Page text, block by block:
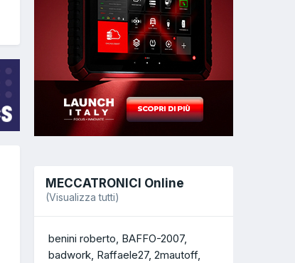
MECCATRONICI Online
(Visualizza tutti)
benini roberto BAFFO-2007
badwork Raffaele27 2mautoff